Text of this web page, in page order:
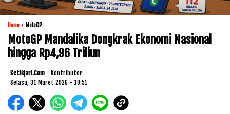
Home / MotoGP
MotoGP Mandalika Dongkrak Ekonomi Nasional
hingga Rp4,96 Triliun
Ketikjari.com - Kontributor
Selasa, 31 Maret 2026 - 18:51